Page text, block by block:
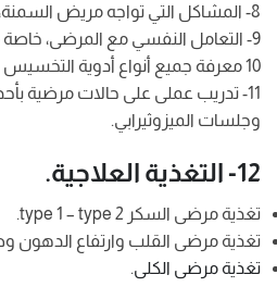
8- المشاكل التي تواجه مريض السمنة، وكيفية حلها.
9- التعامل النفسي مع المرضى، خاصة مرضى السمنة.
10 معرفة جميع أنواع أدوية التخسيس الموجودة في السوق.
11- تدريب عملى على حالات مرضية
وجلسات الميزوثيرابي.
12- التغذية العلاجية.
تغذية مرضى السكر type 1 – type 2.
تغذية مرضى القلب وارتفاع الدهون
تغذية مرضى الكلى.